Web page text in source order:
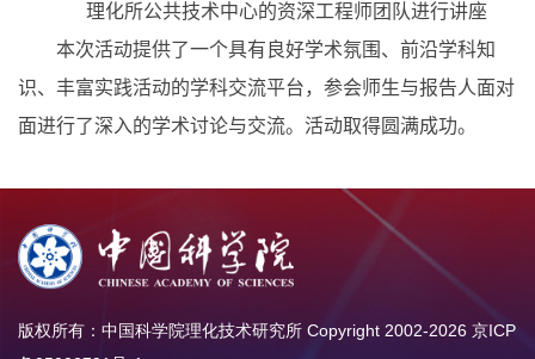
理化所公共技术中心的资深工程师团队进行讲座
本次活动提供了一个具有良好学术氛围、前沿学科知
识、丰富实践活动的学科交流平台，参会师生与报告人面对
面进行了深入的学术讨论与交流。活动取得圆满成功。
版权所有：中国科学院理化技术研究所 Copyright 2002-2026 京ICP